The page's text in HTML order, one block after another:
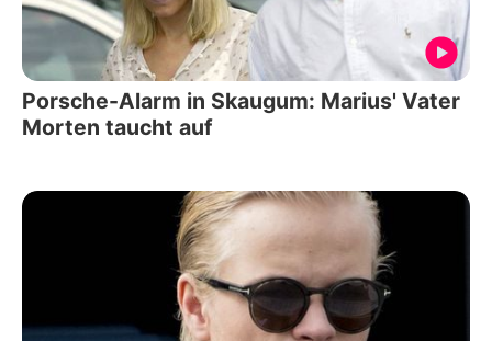
Porsche-Alarm in Skaugum: Marius' Vater
Morten taucht auf